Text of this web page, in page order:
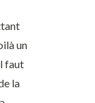
un
faut
la